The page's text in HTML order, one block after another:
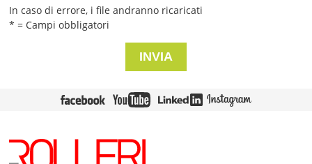
In caso di errore, i file andranno ricaricati
* = Campi obbligatori
INVIA